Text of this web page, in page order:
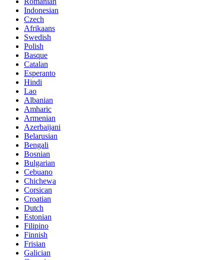
Indonesian
Czech
Afrikaans
Swedish
Polish
Basque
Catalan
Esperanto
Hindi
Lao
Albanian
Amharic
Armenian
Azerbaijani
Belarusian
Bengali
Bosnian
Bulgarian
Cebuano
Chichewa
Corsican
Croatian
Dutch
Estonian
Filipino
Finnish
Frisian
Galician